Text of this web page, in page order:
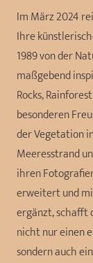
Im März 2024
Ihre
1989 von der
maßgebend
Rocks,
besonderen
der Vegetation
Meeresstrand
ihren
erweitert und
ergänzt, schafft
nicht nur einen
sondern auch